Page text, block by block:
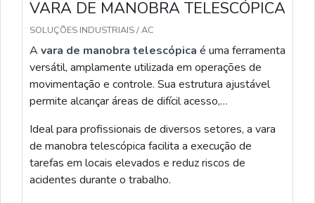
Inspeção pré-uso: tubo, secao triangular e
travas
Procedimento de recolhimento e comunicação à
nossa central
Embalagem e fixação para transporte com
proteção em poliuretano
Mantenha registro de inspeções e fotos datadas para
reduzir disputas de garantia e acelerar soluções via
nossa central.
VARA DE MANOBRA TELESCÓPICA
SOLUÇÕES INDUSTRIAIS / AC
A vara de manobra telescópica é uma ferramenta
versátil, amplamente utilizada em operações de
movimentação e controle. Sua estrutura ajustável
permite alcançar áreas de difícil acesso,
intervenções.
Ideal para profissionais de diversos setores, a vara
de manobra telescópica facilita a execução de
tarefas em locais elevados e reduz riscos de
acidentes durante o trabalho.